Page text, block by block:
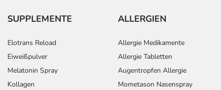
SUPPLEMENTE
Elotrans Reload
Eiweißpulver
Melatonin Spray
Kollagen
ALLERGIEN
Allergie Medikamente
Allergie Tabletten
Augentropfen Allergie
Mometason Nasenspray